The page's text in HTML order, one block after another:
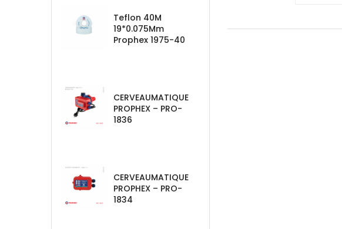
Teflon 40M
19*0.075Mm
Prophex 1975-40
CERVEAUMATIQUE
PROPHEX – PRO-
1836
CERVEAUMATIQUE
PROPHEX – PRO-
1834